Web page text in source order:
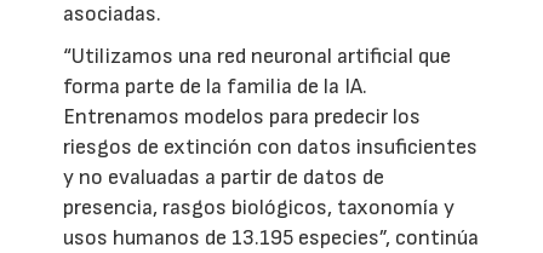
asociadas.
“Utilizamos una red neuronal artificial que
forma parte de la familia de la IA.
Entrenamos modelos para predecir los
riesgos de extinción con datos insuficientes
y no evaluadas a partir de datos de
presencia, rasgos biológicos, taxonomía y
usos humanos de 13.195 especies”, continúa